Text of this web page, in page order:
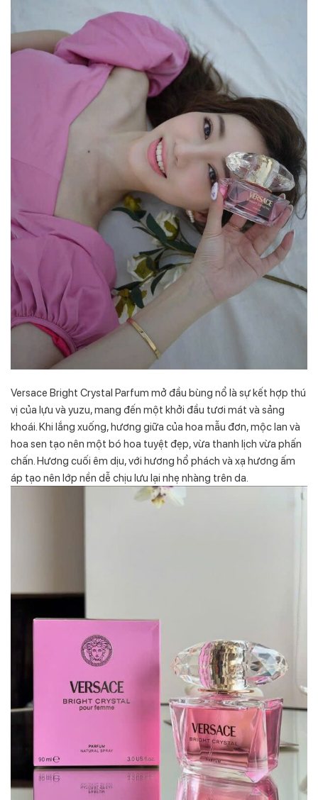
Versace Bright Crystal Parfum mở đầu bùng nổ là sự kết hợp thú
vị của lựu và yuzu, mang đến một khởi đầu tươi mát và sảng
khoái. Khi lắng xuống, hương giữa của hoa mẫu đơn, mộc lan và
hoa sen tạo nên một bó hoa tuyệt đẹp, vừa thanh lịch vừa phấn
chấn. Hương cuối êm dịu, với hương hổ phách và xạ hương ấm
áp tạo nên lớp nền dễ chịu lưu lại nhẹ nhàng trên da.